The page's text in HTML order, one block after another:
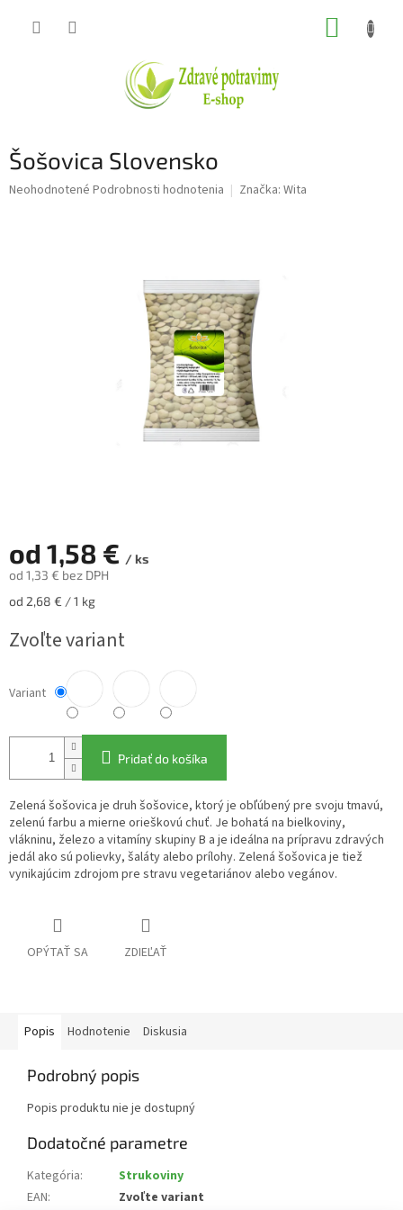
Šošovica Slovensko
Priemerné
Neohodnotené Podrobnosti hodnotenia Značka: Wita
od 1,58 € / ks
od 1,33 € bez DPH
Jednotková
od 2,68 € / 1 kg
Zvoľte variant
Variant
Pridať do košíka
Zelená šošovica je druh šošovice, ktorý je obľúbený pre svoju tmavú,
zelenú farbu a mierne orieškovú chuť. Je bohatá na bielkoviny,
vlákninu, železo a vitamíny skupiny B a je ideálna na prípravu zdravých
jedál ako sú polievky, šaláty alebo prílohy. Zelená šošovica je tiež
vynikajúcim zdrojom pre stravu vegetariánov alebo vegánov.
OPÝTAŤ SA ZDIEĽAŤ
Popis Hodnotenie Diskusia
Podrobný popis
Popis produktu nie je dostupný
Dodatočné parametre
Kategória:
Strukoviny
EAN: Zvoľte variant